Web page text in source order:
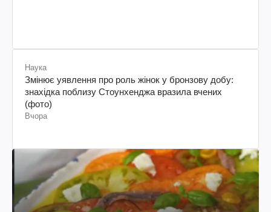
Наука
Змінює уявлення про роль жінок у бронзову добу:
знахідка поблизу Стоунхенджа вразила вчених
(фото)
Вчора